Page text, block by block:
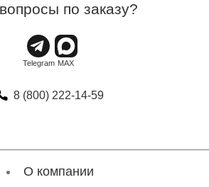
по заказу?
8 (800) 222-14-59
О компании